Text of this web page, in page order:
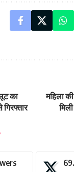
का
महिला